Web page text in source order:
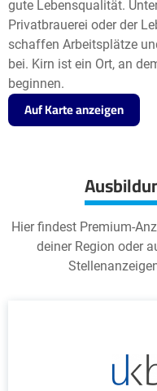
gute Lebensqualität.
Privatbrauerei oder der
schaffen Arbeitsplätze
bei. Kirn ist ein Ort, an
beginnen.
Auf Karte anzeigen
Hier findest Premium-
deiner Region oder